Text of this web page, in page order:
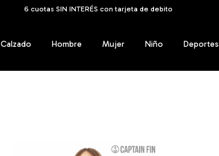
ENVÍOS GRATIS A TODO EL PAÍS a partir de los $159.999
Calzado Hombre Mujer Niño Deportes